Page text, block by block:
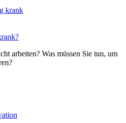
arbeiten? Was müssen Sie tun, um